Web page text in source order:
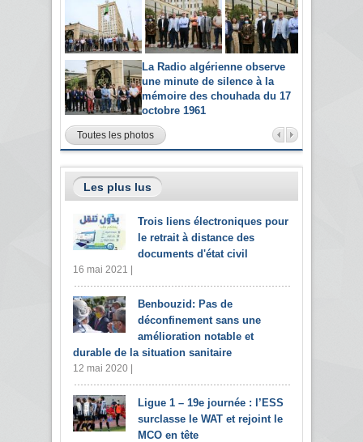
La Radio algérienne observe
une minute de silence à la
mémoire des chouhada du 17
octobre 1961
Toutes les photos
Les plus lus
Trois liens électroniques pour
le retrait à distance des
documents d'état civil
16 mai 2021 |
Benbouzid: Pas de
déconfinement sans une
amélioration notable et
durable de la situation sanitaire
12 mai 2020 |
Ligue 1 – 19e journée : l’ESS
surclasse le WAT et rejoint le
MCO en tête